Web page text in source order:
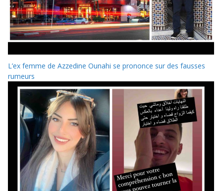
L’ex femme de Azzedine Ounahi se prononce sur des fausses
rumeurs